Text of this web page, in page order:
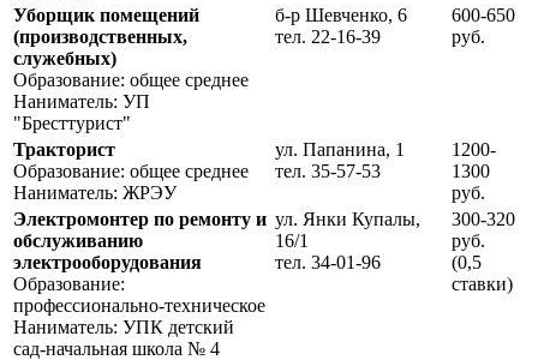
Уборщик помещений
(производственных,
служебных)
Образование: общее среднее
Наниматель: УП
"Бресттурист"
б-р Шевченко, 6
тел. 22-16-39
600-650
руб.
Тракторист
Образование: общее среднее
Наниматель: ЖРЭУ
ул. Папанина, 1
тел. 35-57-53
1200-
1300
руб.
Электромонтер по ремонту и
обслуживанию
электрооборудования
Образование:
профессионально-техническое
Наниматель: УПК детский
сад-начальная школа № 4
ул. Янки Купалы,
16/1
тел. 34-01-96
300-320
руб.
(0,5
ставки)